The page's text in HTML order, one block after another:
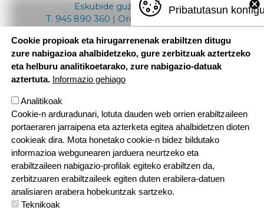
Eskubide guztiak bere esku
T. 945 890 360 | Ordutegia: 08:30 - 18:00
aresketaikastola@aresketaikastola.eus
ORRI-OINA Kontaktatu Lan poltsa
TESTU-LEGALAKPribatutasun politika Cookien politika
Pribatutasun
Cookie propioak eta hirugarrenenak erabiltzen ditugu
zure nabigazioa ahalbidetzeko, gure zerbitzuak aztertzeko
eta helburu analitikoetarako, zure nabigazio-datuak
aztertuta. Informazio gehiago
Analitikoak
Cookie-n arduradunari, lotuta dauden web orrien erabiltzaileen
portaeraren jarraipena eta azterketa egitea ahalbidetzen dioten
cookieak dira. Mota honetako cookie-n bidez bildutako
informazioa webgunearen jarduera neurtzeko eta
erabiltzaileen nabigazio-profilak egiteko erabiltzen da,
zerbitzuaren erabiltzaileek egiten duten erabilera-datuen
analisiaren arabera hobekuntzak sartzeko.
Teknikoak